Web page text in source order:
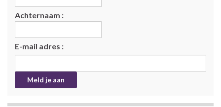
Achternaam :
E-mail adres :